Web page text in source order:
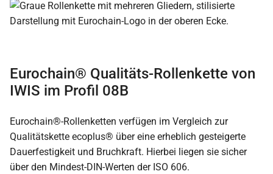
Eurochain® Qualitäts-Rollenkette von
IWIS im Profil 08B
Eurochain®-Rollenketten verfügen im Vergleich zur
Qualitätskette ecoplus® über eine erheblich gesteigerte
Dauerfestigkeit und Bruchkraft. Hierbei liegen sie sicher
über den Mindest-DIN-Werten der ISO 606.